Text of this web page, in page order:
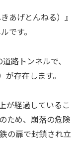
あげとんねる）』
です。
路トンネルで、
存在します。
が経過しているこ
ため、崩落の危険
の扉で封鎖され立